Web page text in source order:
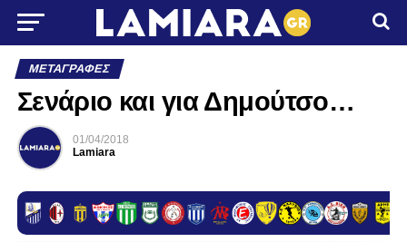
ΜΕΤΑΓΡΑΦΈΣ
Σενάριο και για Δημούτσο…
01/04/2018
Lamiara